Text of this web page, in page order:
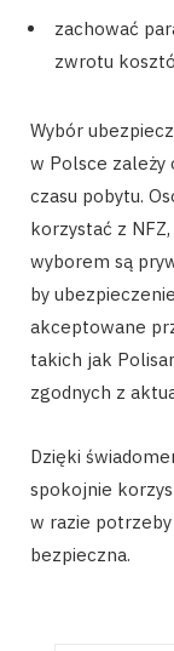
zachować
zwrotu
Wybór
w Polsce zależy
czasu pobytu.
korzystać z
wyborem są
by
akceptowane
takich jak
zgodnych z
Dzięki
spokojnie
w razie
bezpieczna.